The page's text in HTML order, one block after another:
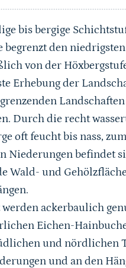
bis bergige
den
von der
Erhebung der
Durch die recht
oft feucht bis nass,
Niederungen befindet
Wald- und
ackerbaulich
Eichen-
und nördlichen
und an den